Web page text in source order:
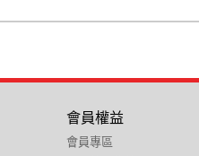
會員權益
會員專區